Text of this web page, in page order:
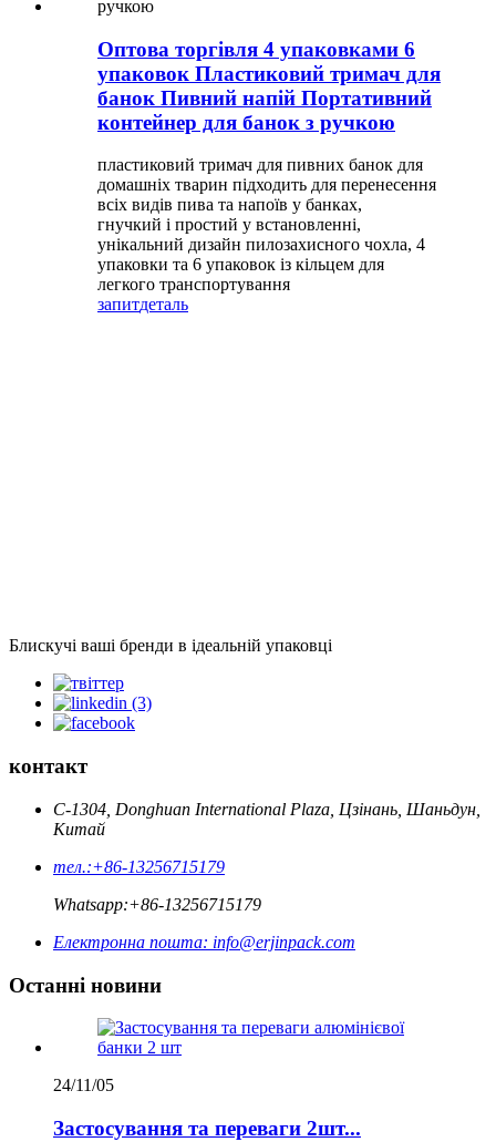
Оптова торгівля 4 упаковками 6
упаковок Пластиковий тримач для
банок Пивний напій Портативний
контейнер для банок з ручкою
пластиковий тримач для пивних банок для
домашніх тварин підходить для перенесення
всіх видів пива та напоїв у банках,
гнучкий і простий у встановленні,
унікальний дизайн пилозахисного чохла, 4
упаковки та 6 упаковок із кільцем для
легкого транспортування
запитдеталь
Блискучі ваші бренди в ідеальній упаковці
контакт
C-1304, Donghuan International Plaza, Цзінань, Шаньдун,
Китай
тел.:+86-13256715179
Whatsapp:+86-13256715179
Електронна пошта: info@erjinpack.com
Останні новини
24/11/05
Застосування та переваги 2шт...